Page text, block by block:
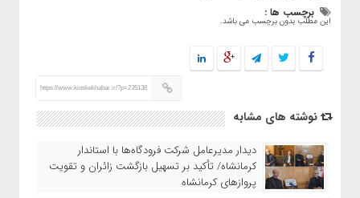
برچسب ها :
این مطلب بدون برچسب می باشد.
https://www.kioskekhabar.ir/?p=235138
نوشته های مشابه
دیدار مدیرعامل شرکت فرودگاه‌ها با استاندار
کرمانشاه/ تأکید بر تسهیل بازگشت زائران و تقویت
پروازهای کرمانشاه